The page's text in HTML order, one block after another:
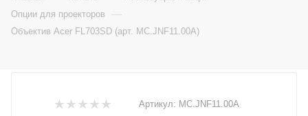
Опции для проекторов —
Объектив Acer FL703SD (арт. MC.JNF11.00A)
Артикул: MC.JNF11.00A